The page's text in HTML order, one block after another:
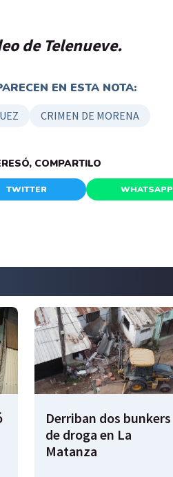
de Telenueve.
EN ESTA NOTA:
CRIMEN DE MORENA
COMPARTILO
TWITTER WHATSAPP
Derriban dos bunkers
de droga en La
Matanza